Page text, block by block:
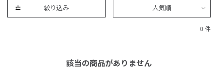
絞り込み 人気順
0 件
該当の商品がありません